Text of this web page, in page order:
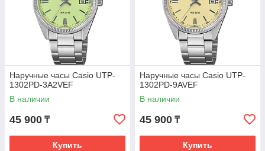
Наручные часы Casio UTP-
1302PD-3A2VEF
В наличии
45 900 ₸
Купить
Наручные часы Casio UTP-
1302PD-9AVEF
В наличии
45 900 ₸
Купить